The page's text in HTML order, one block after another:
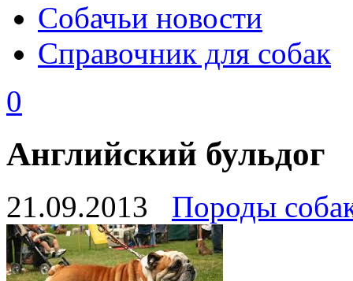
Собачьи новости
Справочник для собак
0
Английский бульдог
21.09.2013 Породы